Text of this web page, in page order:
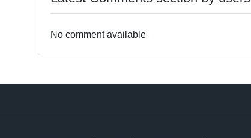
No comment available